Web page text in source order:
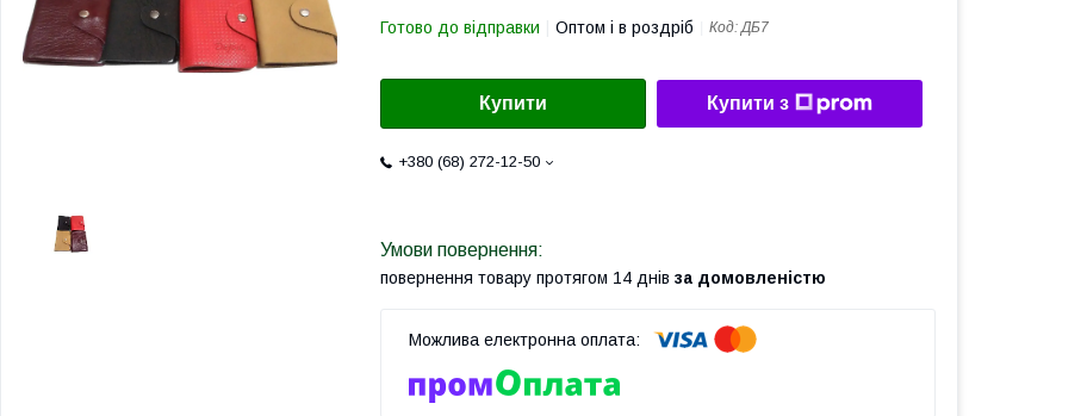
Готово до відправки Оптом і в роздріб Код:ДБ7
Купити Купити з
+380 (68) 272-12-50
повернення товару протягом 14 днів за домовленістю